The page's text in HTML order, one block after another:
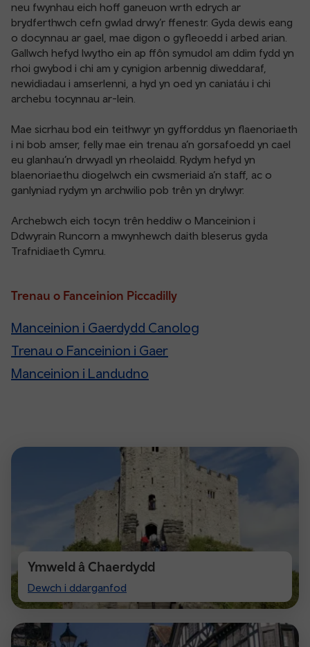
neu fwynhau eich hoff ganeuon wrth edrych ar
brydferthwch cefn gwlad drwy’r ffenestr. Gyda dewis eang
o docynnau ar gael, mae digon o gyfleoedd i arbed arian.
Gallwch hefyd lwytho ein ap ffôn symudol am ddim fydd yn
rhoi gwybod i chi am y cynigion arbennig diweddaraf,
newidiadau i amserlenni, a hyd yn oed yn caniatáu i chi
archebu tocynnau ar-lein.
Mae sicrhau bod ein teithwyr yn gyfforddus yn flaenoriaeth
i ni bob amser, felly mae ein trenau a’n gorsafoedd yn cael
eu glanhau’n drwyadl yn rheolaidd. Rydym hefyd yn
blaenoriaethu diogelwch ein cwsmeriaid a’n staff, ac o
ganlyniad rydym yn archwilio pob trên yn drylwyr.
Archebwch eich tocyn trên heddiw o Manceinion i
Ddwyrain Runcorn a mwynhewch daith bleserus gyda
Trafnidiaeth Cymru.
Trenau o Fanceinion Piccadilly
Manceinion i Gaerdydd Canolog
Trenau o Fanceinion i Gaer
Manceinion i Landudno
Ymweld â Chaerdydd
Dewch i ddarganfod
Visit
Cardiff